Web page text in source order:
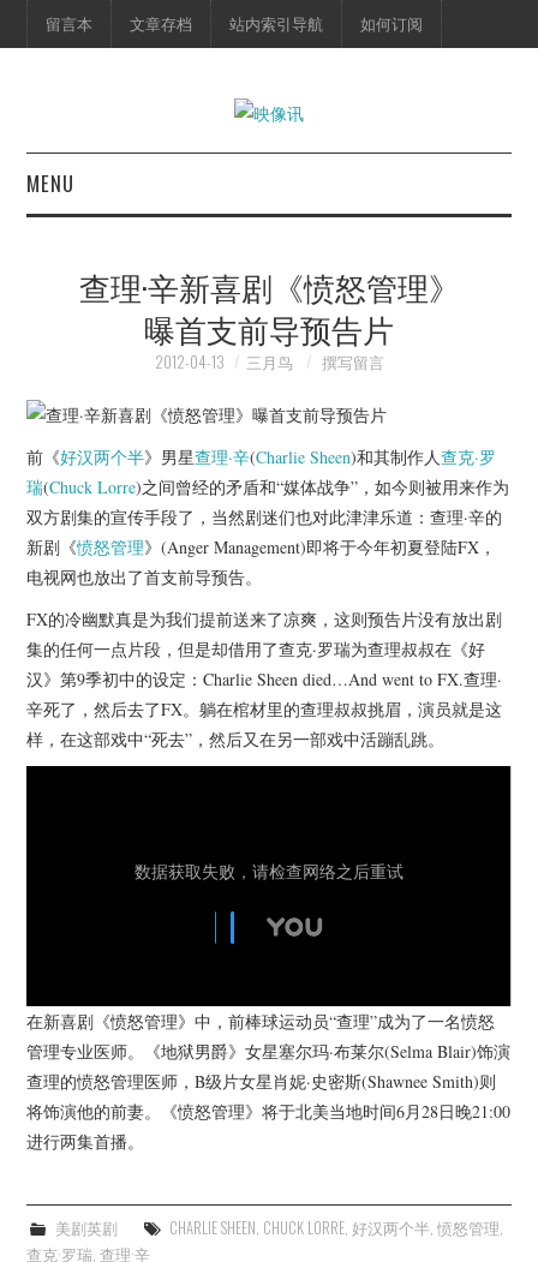
留言本 文章存档 站内索引导航 如何订阅
MENU
映像快讯
海报剧照
脱口秀
杂七杂八
美剧英剧
电影档期
推荐电影
查理·辛新喜剧《愤怒管理》
曝首支前导预告片
2012-04-13 三月鸟 撰写留言
前《好汉两个半》男星查理·辛(Charlie Sheen)和其制作人查克·罗
瑞(Chuck Lorre)之间曾经的矛盾和“媒体战争”，如今则被用来作为
双方剧集的宣传手段了，当然剧迷们也对此津津乐道：查理·辛的
新剧《愤怒管理》(Anger Management)即将于今年初夏登陆FX，
电视网也放出了首支前导预告。
FX的冷幽默真是为我们提前送来了凉爽，这则预告片没有放出剧
集的任何一点片段，但是却借用了查克·罗瑞为查理叔叔在《好
汉》第9季初中的设定：Charlie Sheen died…And went to FX.查理·
辛死了，然后去了FX。躺在棺材里的查理叔叔挑眉，演员就是这
样，在这部戏中“死去”，然后又在另一部戏中活蹦乱跳。
在新喜剧《愤怒管理》中，前棒球运动员“查理”成为了一名愤怒
管理专业医师。《地狱男爵》女星塞尔玛·布莱尔(Selma Blair)饰演
查理的愤怒管理医师，B级片女星肖妮·史密斯(Shawnee Smith)则
将饰演他的前妻。《愤怒管理》将于北美当地时间6月28日晚21:00
进行两集首播。
美剧英剧 CHARLIE SHEEN, CHUCK LORRE, 好汉两个半, 愤怒管理,
查克·罗瑞,查理·辛